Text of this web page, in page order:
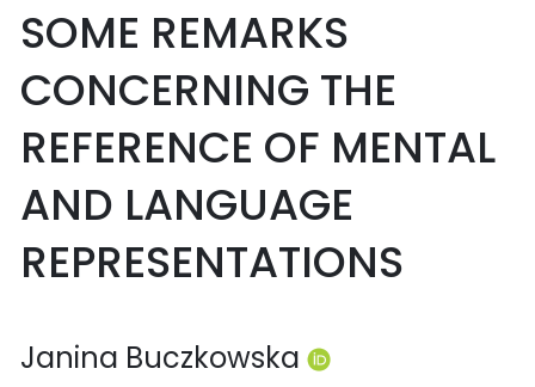
SOME REMARKS
CONCERNING THE
REFERENCE OF MENTAL
AND LANGUAGE
REPRESENTATIONS
Janina Buczkowska